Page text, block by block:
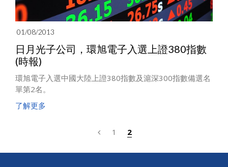
01/08/2013
日月光子公司，環旭電子入選上證380指數
(時報)
環旭電子入選中國大陸上證380指數及滬深300指數備選名
單第2名。
了解更多
1 2